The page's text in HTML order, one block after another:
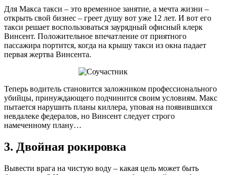
Для Макса такси – это временное занятие, а мечта жизни –
открыть свой бизнес – греет душу вот уже 12 лет. И вот его
такси решает воспользоваться заурядный офисный клерк
Винсент. Положительное впечатление от приятного
пассажира портится, когда на крышу такси из окна падает
первая жертва Винсента.
Теперь водитель становится заложником профессионального
убийцы, принуждающего подчинится своим условиям. Макс
пытается нарушить планы киллера, уповая на появившихся
невдалеке федералов, но Винсент следует строго
намеченному плану…
3. Двойная рокировка
Вывести врага на чистую воду – какая цель может быть